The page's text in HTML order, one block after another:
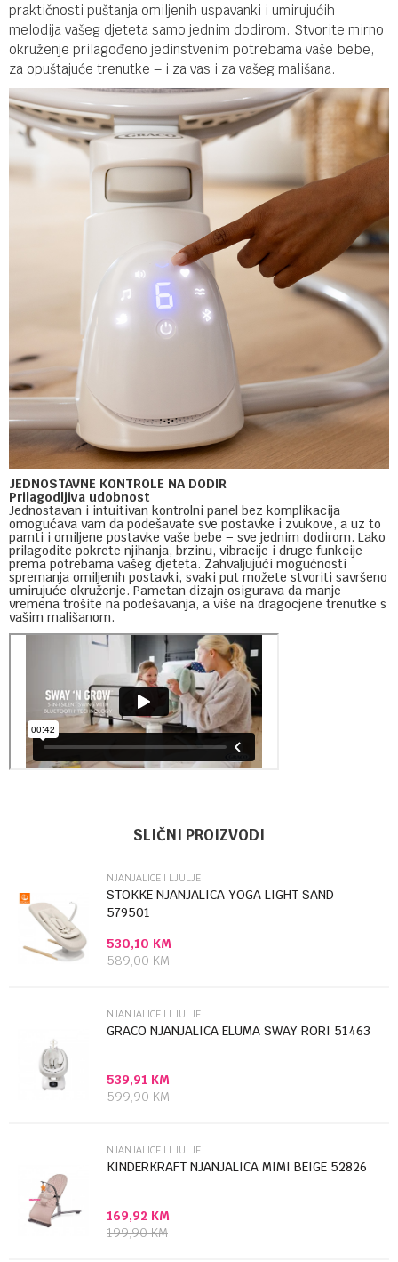
praktičnosti puštanja omiljenih uspavanki i umirujućih
melodija vašeg djeteta samo jednim dodirom. Stvorite mirno
okruženje prilagođeno jedinstvenim potrebama vaše bebe,
za opuštajuće trenutke – i za vas i za vašeg mališana.
JEDNOSTAVNE KONTROLE NA DODIR
Prilagodljiva udobnost
Jednostavan i intuitivan kontrolni panel bez komplikacija
omogućava vam da podešavate sve postavke i zvukove, a uz to
pamti i omiljene postavke vaše bebe – sve jednim dodirom. Lako
prilagodite pokrete njihanja, brzinu, vibracije i druge funkcije
prema potrebama vašeg djeteta. Zahvaljujući mogućnosti
spremanja omiljenih postavki, svaki put možete stvoriti savršeno
umirujuće okruženje. Pametan dizajn osigurava da manje
vremena trošite na podešavanja, a više na dragocjene trenutke s
vašim mališanom.
Njanjalice i ljulje
Poruka
Anti-spam zaštita - izračunajte koliko je 9 - 4 :
SLIČNI PROIZVODI
NJANJALICE I LJULJE
STOKKE NJANJALICA YOGA LIGHT SAND
579501
530,10 KM
589,00KM
NJANJALICE I LJULJE
GRACO NJANJALICA ELUMA SWAY RORI 51463
539,91 KM
599,90KM
NJANJALICE I LJULJE
KINDERKRAFT NJANJALICA MIMI BEIGE 52826
169,92 KM
199,90KM